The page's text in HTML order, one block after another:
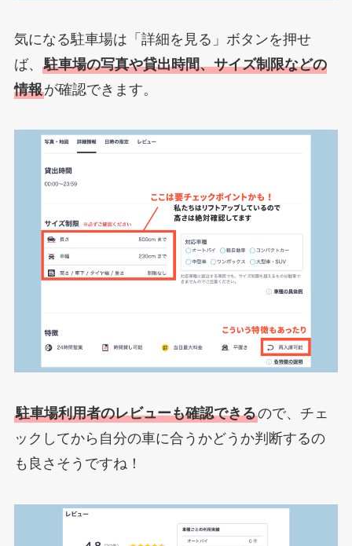
気になる駐車場は「詳細を見る」ボタンを押せ
ば、 駐車場の写真や貸出時間、サイズ制限などの
情報が確認できます。
駐車場利用者のレビューも確認できるので、チェ
ックしてから自分の車に合うかどうか判断するの
も良さそうですね！